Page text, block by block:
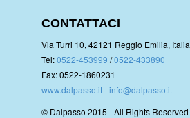
CONTATTACI
Via Turri 10, 42121 Reggio Emilia, Italia
Tel:0522-453999 /0522-433890
Fax: 0522-1860231
www.dalpasso.it-info@dalpasso.it
© Dalpasso 2015 - All Rights Reserved